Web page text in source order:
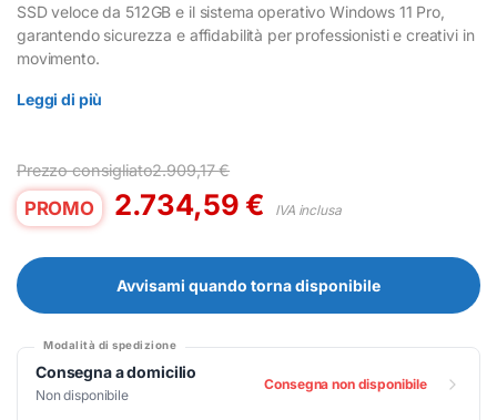
SSD veloce da 512GB e il sistema operativo Windows 11 Pro,
garantendo sicurezza e affidabilità per professionisti e creativi in
movimento.
Leggi di più
Prezzo consigliato2.909,17€
PROMO 2.734,59€ IVA inclusa
Avvisami quando torna disponibile
Modalità di spedizione
Consegna a domicilio
Non disponibile
Consegna non disponibile